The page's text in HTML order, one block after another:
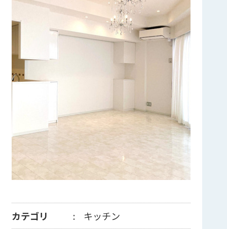
カテゴリ
キッチン